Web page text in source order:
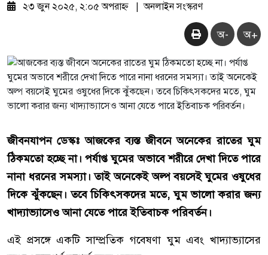
২৩ জুন ২০২৫, ২:০৫ অপরাহ্ন
অনলাইন সংস্করণ
অ- অ+
জীবনযাপন ডেস্কঃ আজকের ব্যস্ত জীবনে অনেকের রাতের ঘুম
ঠিকমতো হচ্ছে না। পর্যাপ্ত ঘুমের অভাবে শরীরে দেখা দিতে পারে
নানা ধরনের সমস্যা। তাই অনেকেই অল্প বয়সেই ঘুমের ওষুধের
দিকে ঝুঁকছেন। তবে চিকিৎসকদের মতে, ঘুম ভালো করার জন্য
খাদ্যাভ্যাসেও আনা যেতে পারে ইতিবাচক পরিবর্তন।
এই প্রসঙ্গে একটি সাম্প্রতিক গবেষণা ঘুম এবং খাদ্যাভ্যাসের